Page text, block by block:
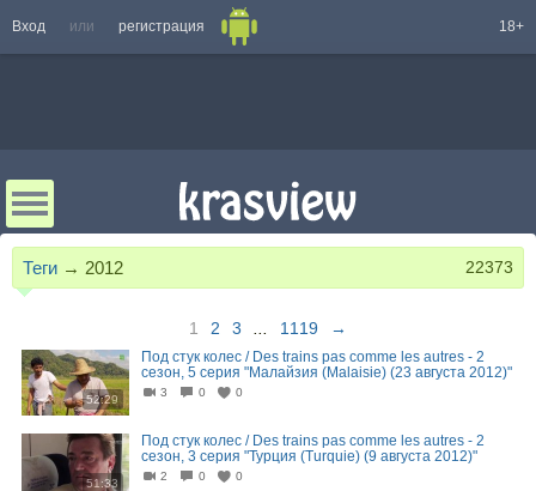
Вход или регистрация 18+
Теги → 2012 22373
1 2 3 1119 →
52:29
Под стук колес / Des trains pas comme les autres - 2
сезон, 5 серия "Малайзия (Malaisie) (23 августа 2012)"
3 0 0
51:33
Под стук колес / Des trains pas comme les autres - 2
сезон, 3 серия "Турция (Turquie) (9 августа 2012)"
2 0 0